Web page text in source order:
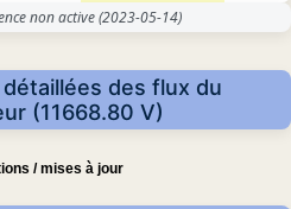
non active(2023-05-14)
des flux du
(11668.80 V)
/ mises à jour